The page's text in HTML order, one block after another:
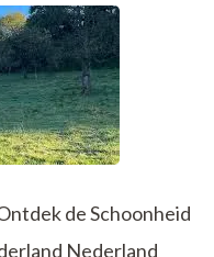
de Schoonheid
Nederland